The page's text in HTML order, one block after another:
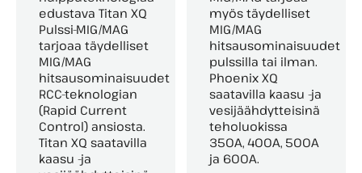
edustava Titan XQ
Pulssi-MIG/MAG
tarjoaa täydelliset
MIG/MAG
hitsausominaisuudet
RCC-teknologian
(Rapid Current
Control) ansiosta.
Titan XQ saatavilla
kaasu -ja
myös täydelliset
MIG/MAG
hitsausominaisuudet
pulssilla tai ilman.
Phoenix XQ
saatavilla kaasu -ja
vesijäähdytteisinä
teholuokissa
350A, 400A, 500A
ja 600A.